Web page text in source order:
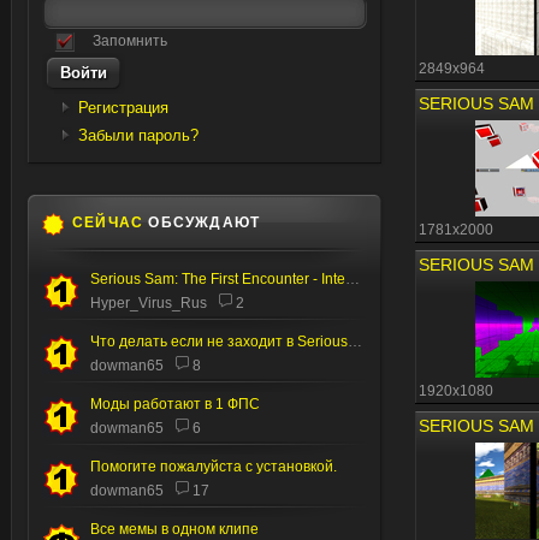
2849x964
1781x2000
1920x1080
Запомнить
Регистрация
Забыли пароль?
СЕЙЧАС ОБСУЖДАЮТ
Serious Sam: The First Encounter - Internal Test
Hyper_Virus_Rus
2
Что делать если не заходит в Serious editor
dowman65
8
Моды работают в 1 ФПС
dowman65
6
Помогите пожалуйста с установкой.
dowman65
17
Все мемы в одном клипе